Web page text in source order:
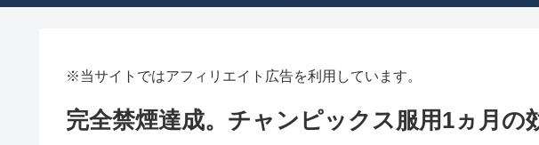
※当サイトではアフィリエイト広告を利用しています。
完全禁煙達成。チャンピックス服用1ヵ月の